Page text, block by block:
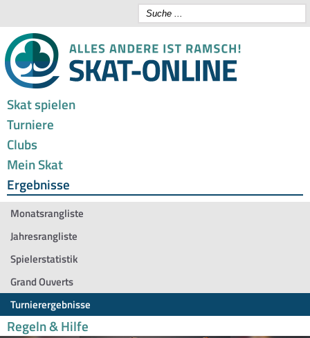
Skat spielen
Turniere
Clubs
Mein Skat
Ergebnisse
Monatsrangliste
Jahresrangliste
Spielerstatistik
Grand Ouverts
Turnierergebnisse
Regeln & Hilfe